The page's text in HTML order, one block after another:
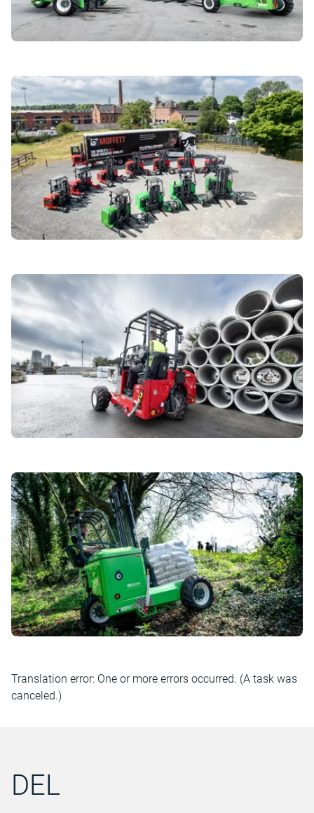
Translation error: One or more errors occurred. (A task was
canceled.)
DEL